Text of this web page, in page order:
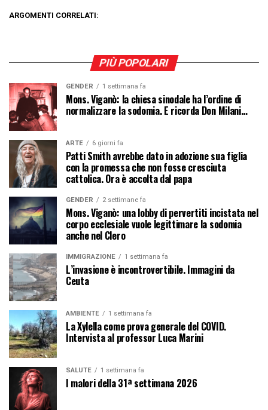
ARGOMENTI CORRELATI:
PIÙ POPOLARI
GENDER 1 settimana fa
Mons. Viganò: la chiesa sinodale ha l’ordine di
normalizzare la sodomia. E ricorda Don Milani…
ARTE 6 giorni fa
Patti Smith avrebbe dato in adozione sua figlia
con la promessa che non fosse cresciuta
cattolica. Ora è accolta dal papa
GENDER 2 settimane fa
Mons. Viganò: una lobby di pervertiti incistata nel
corpo ecclesiale vuole legittimare la sodomia
anche nel Clero
IMMIGRAZIONE 1 settimana fa
L’invasione è incontrovertibile. Immagini da
Ceuta
AMBIENTE 1 settimana fa
La Xylella come prova generale del COVID.
Intervista al professor Luca Marini
SALUTE 1 settimana fa
I malori della 31ª settimana 2026